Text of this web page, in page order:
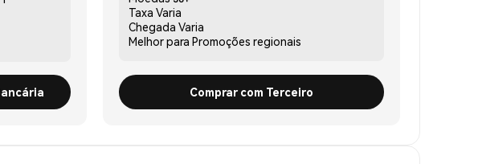
Taxa Varia
Chegada Varia
Melhor para Promoções regionais
Comprar com Terceiro